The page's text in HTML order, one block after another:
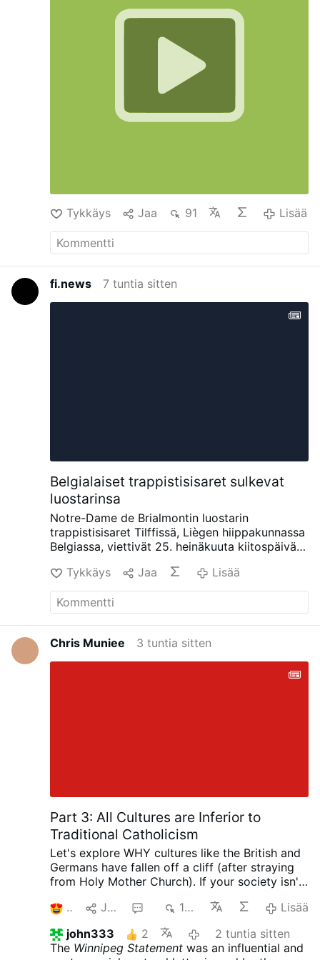
aastal eemaldatud Budapesti ja Ungari
assistent süüdistas teda homoseksuaalses
väärkäitumises ja rahalistes eeskirjade
rikkumistes. Süüdistustega kaasnesid väited, et
Hilarion elas luksuslikku elu …
Tykkäys Jaa 91 Lisää
fi.news 7 tuntia sitten
Belgialaiset trappistisisaret sulkevat
luostarinsa
Notre-Dame de Brialmontin luostarin
trappistisisaret Tilffissä, Liègen hiippakunnassa
Belgiassa, viettivät 25. heinäkuuta kiitospäivän
olivat asuneet 65 vuotta.
Eukaristian toimitti
Liègen piispa Jean-Pierre Delville yhdessä
Orvalin apotin ja Brialmontin yhteisön johtajan
Dom Xavier Frisquen kanssa. Yhteisössä on
helmikuussa 2026, että luostari suljetaan
sisarten korkean iän, vähenevän jäsenmäärän ja
Paavi
Tykkäys Jaa Lisää
Chris Muniee 3 tuntia sitten
Part 3: All Cultures are Inferior to
Traditional Catholicism
Let's explore WHY cultures like the British and
Germans have fallen off a cliff (after straying
from Holy Mother Church). If your society isn't
2
Jaa 198
Lisää
john333
2
2 tuntia sitten
The Winnipeg Statement was an influential and